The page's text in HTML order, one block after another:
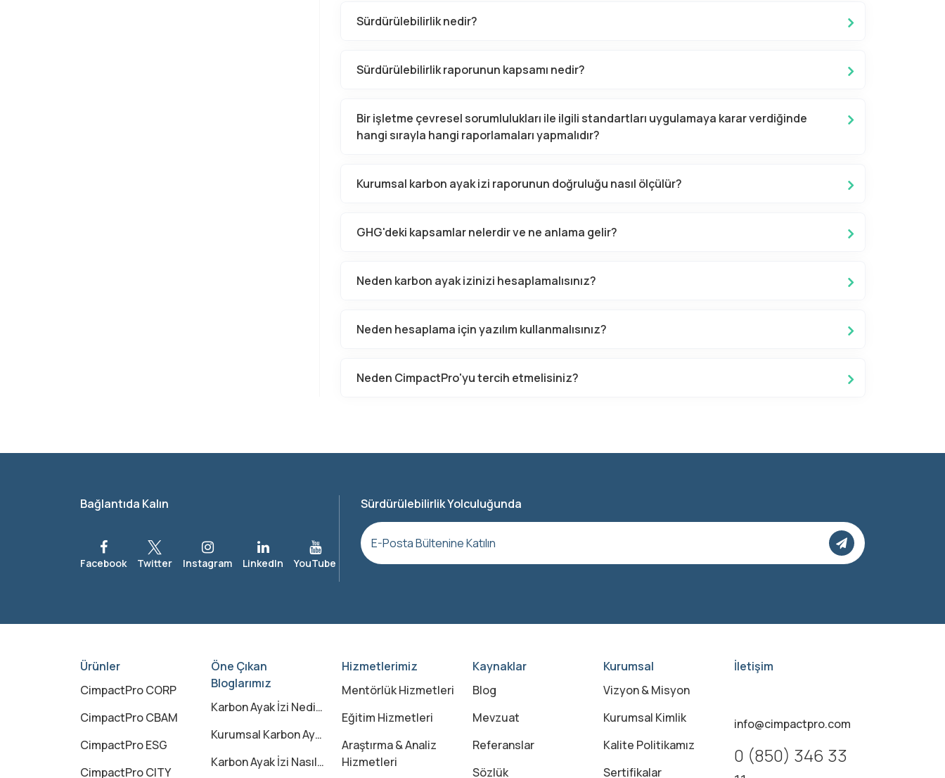
Sürdürülebilirlik nedir?
Sürdürülebilirlik raporunun kapsamı nedir?
Bir işletme çevresel sorumlulukları ile ilgili standartları uygulamaya karar verdiğinde
hangi sırayla hangi raporlamaları yapmalıdır?
Kurumsal karbon ayak izi raporunun doğruluğu nasıl ölçülür?
GHG'deki kapsamlar nelerdir ve ne anlama gelir?
Neden karbon ayak izinizi hesaplamalısınız?
Neden hesaplama için yazılım kullanmalısınız?
Neden CimpactPro'yu tercih etmelisiniz?
Bağlantıda Kalın Sürdürülebilirlik Yolculuğunda
Ürünler
CimpactPro CORP
CimpactPro CBAM
CimpactPro ESG
CimpactPro CITY
Öne Çıkan
Bloglarımız
Karbon Ayak İzi Nedir? Karbon Ayak İzi Ne Demek?
Kurumsal Karbon Ayak İzi Nedir?
Karbon Ayak İzi Nasıl Azaltılır?
Hizmetlerimiz
Mentörlük Hizmetleri
Eğitim Hizmetleri
Araştırma & Analiz
Hizmetleri
Kaynaklar
Blog
Mevzuat
Referanslar
Sözlük
Kurumsal
Vizyon & Misyon
Kurumsal Kimlik
Kalite Politikamız
Sertifikalar
İletişim
info@cimpactpro.com
0 (850) 346 33